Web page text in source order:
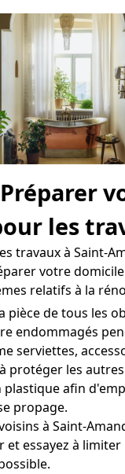
les
travaux à Saint-
votre
relatifs à la
pièce de tous les
endommagés
serviettes,
protéger les
plastique afin
propage.
à Saint-
et essayez à